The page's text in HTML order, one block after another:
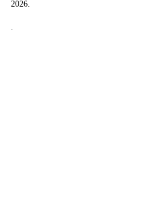
2026.
.